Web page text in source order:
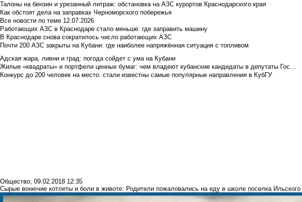
Талоны на бензин и урезанный литраж: обстановка на АЗС курортов Краснодарского края
Как обстоят дела на заправках Черноморского побережья
Все новости по теме 12.07.2026
Работающих АЗС в Краснодаре стало меньше: где заправить машину
В Краснодаре снова сократилось число работающих АЗС
Почти 200 АЗС закрыты на Кубани: где наиболее напряжённая ситуация с топливом
Адская жара, ливни и град: погода сойдет с ума на Кубани
Жилые «квадраты» и портфели ценных бумаг: чем владеют кубанские кандидаты в депутаты Гос...
Конкурс до 200 человек на место: стали известны самые популярные направления в КубГУ
Общество, 09.02.2018 12:35
Сырые вонючие котлеты и боли в животе: Родители пожаловались на еду в школе поселка Ильского